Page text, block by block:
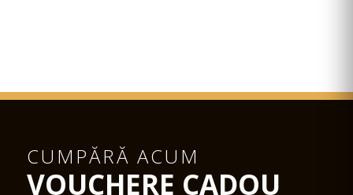
CUMPĂRĂ ACUM
VOUCHERE CADOU